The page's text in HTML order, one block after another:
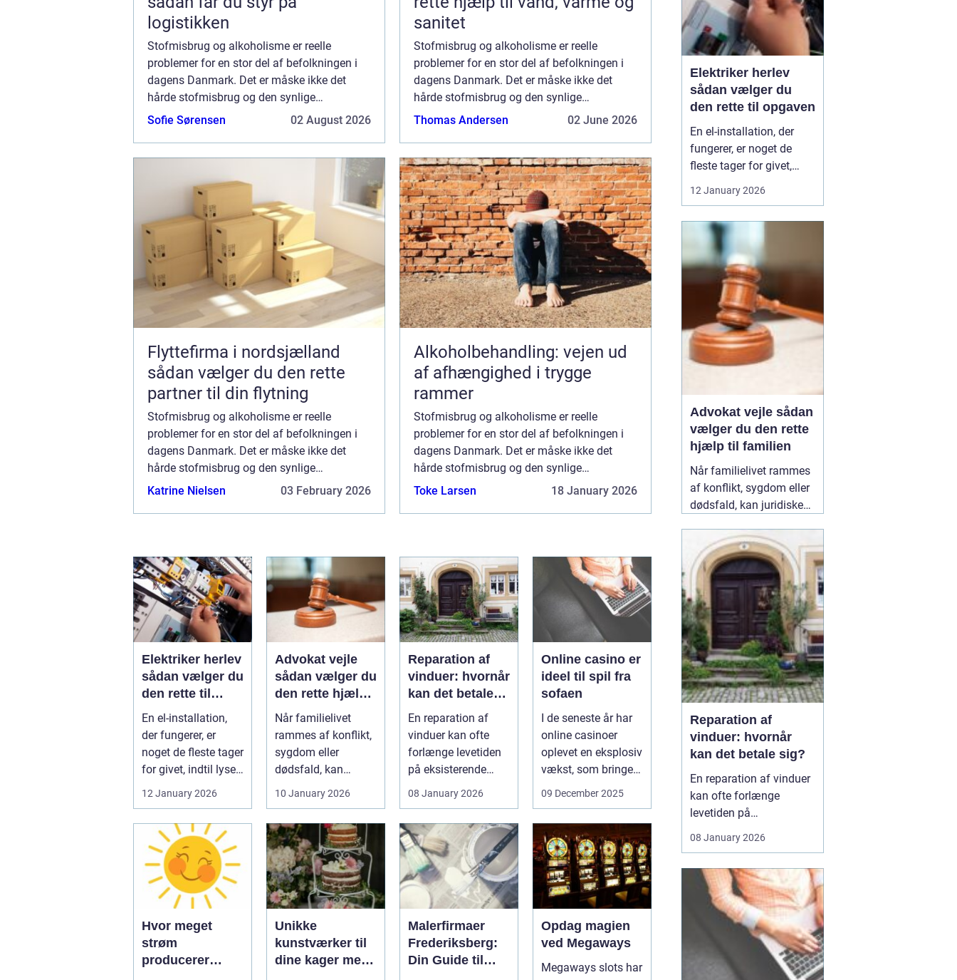
logistikken
Stofmisbrug og alkoholisme er reelle
problemer for en stor del af befolkningen i
dagens Danmark. Det er måske ikke det
hårde stofmisbrug og den synlige
alkoholisme, som vi ser den på gader og
Sofie Sørensen 02 August 2026
sanitet
Stofmisbrug og alkoholisme er reelle
problemer for en stor del af befolkningen i
dagens Danmark. Det er måske ikke det
hårde stofmisbrug og den synlige
alkoholisme, som vi ser den på gader og
Thomas Andersen 02 June 2026
Flyttefirma i nordsjælland
sådan vælger du den rette
partner til din flytning
Stofmisbrug og alkoholisme er reelle
problemer for en stor del af befolkningen i
dagens Danmark. Det er måske ikke det
hårde stofmisbrug og den synlige
alkoholisme, som vi ser den på gader og
Katrine Nielsen 03 February 2026
Alkoholbehandling: vejen ud
af afhængighed i trygge
rammer
Stofmisbrug og alkoholisme er reelle
problemer for en stor del af befolkningen i
dagens Danmark. Det er måske ikke det
hårde stofmisbrug og den synlige
alkoholisme, som vi ser den på gader og
Toke Larsen 18 January 2026
Elektriker herlev
sådan vælger du
den rette til
opgaven
En el-installation,
der fungerer, er
noget de fleste tager
for givet, indtil lyset
pludselig går, el...
12 January 2026
Advokat vejle
sådan vælger du
den rette hjælp
til familien
Når familielivet
rammes af konflikt,
sygdom eller
dødsfald, kan
juridiske spørgsmål
hurtigt vokse si...
10 January 2026
Reparation af
vinduer: hvornår
kan det betale
sig?
En reparation af
vinduer kan ofte
forlænge levetiden
på eksisterende
rammer og glas
08 January 2026
Online casino er
ideel til spil fra
sofaen
I de seneste år har
online casinoer
oplevet en eksplosiv
vækst, som bringer
spændi...
09 December 2025
Hvor meget
strøm
producerer
Unikke
kunstværker til
dine kager med
Malerfirmaer
Frederiksberg:
Din Guide til
Opdag magien
ved Megaways
Megaways slots har
Elektriker herlev
sådan vælger du
den rette til opgaven
En el-installation, der
fungerer, er noget de
fleste tager for givet,
eller en stikkontakt bliver
problemer, kan det
hurtigt blive både utrygt
og dyrt, hvis der ikke
reageres rigtigt. Derfor
giver ...
12 January 2026
Advokat vejle sådan
vælger du den rette
hjælp til familien
Når familielivet rammes
af konflikt, sygdom eller
dødsfald, kan juridiske
sig store. Mange oplever,
at de både skal håndtere
følelser og praktiske
problemer på én gang.
Her kan en erfaren10
January 2026
Reparation af
vinduer: hvornår
kan det betale sig?
En reparation af vinduer
kan ofte forlænge
levetiden på
glas med mange år. For
valget mellem at
reparere eller udskifte
hele vinduet, og
beslutningen har både
08 January 2026